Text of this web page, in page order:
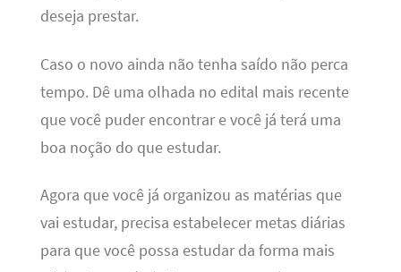
deseja prestar.
Caso o novo ainda não tenha saído não perca
tempo. Dê uma olhada no edital mais recente
que você puder encontrar e você já terá uma
boa noção do que estudar.
Agora que você já organizou as matérias que
vai estudar, precisa estabelecer metas diárias
para que você possa estudar da forma mais